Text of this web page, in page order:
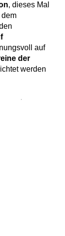
, dieses Mal
dem
auf
der
werden